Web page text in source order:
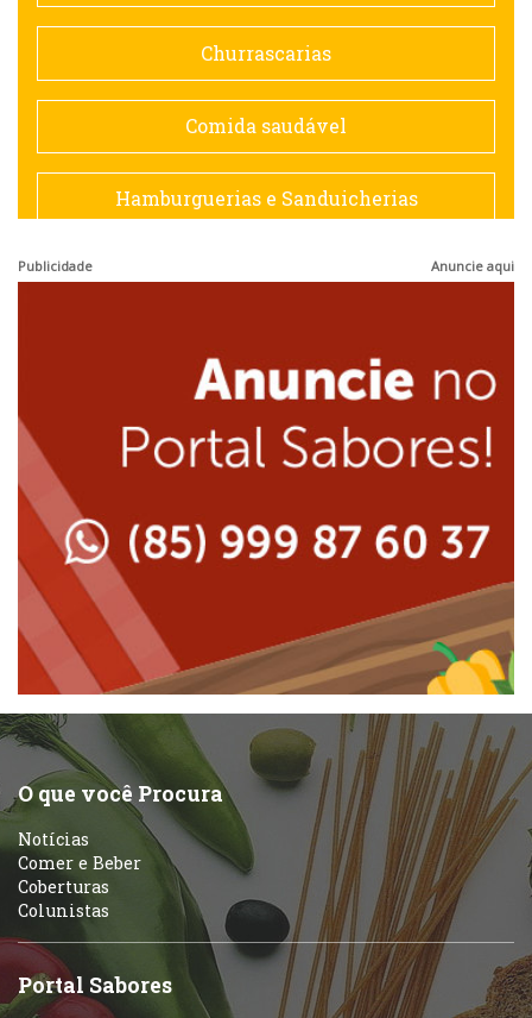
Doceria
Espanhola
Francesa
Japonesa e Oriental
Lanchonetes
Massas
Peixes e Frutos do Mar
Pizzarias
Portuguesa
Self-service
Sobremesas e sorvetes
Churrascarias
Comida saudável
Hamburguerias e Sanduicherias
Peixes e Frutos do Mar
Pizzarias
Portuguesa
Sobremesas e sorvetes
Variados
Publicidade Anuncie aqui
O que você Procura
Notícias
Comer e Beber
Coberturas
Colunistas
Portal Sabores